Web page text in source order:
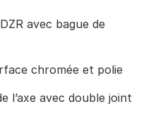
avec bague de
chromée et polie
l’axe avec double joint